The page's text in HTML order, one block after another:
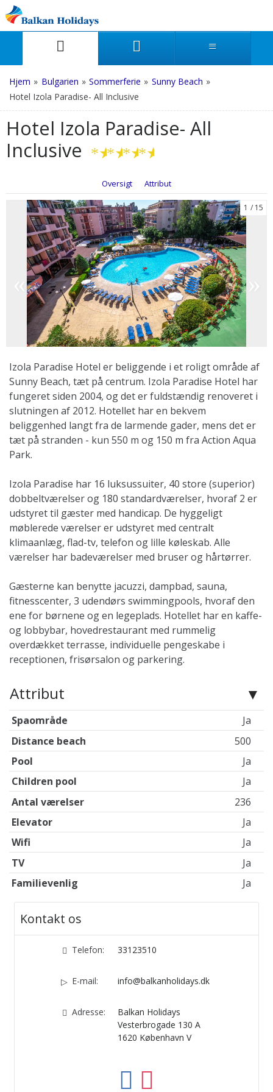
Hjem » Bulgarien » Sommerferie » Sunny Beach »
Hotel Izola Paradise- All Inclusive
Hotel Izola Paradise- All
Inclusive
★★★★
Oversigt Attribut
1 15
Izola Paradise Hotel er beliggende i et roligt område af
Sunny Beach, tæt på centrum. Izola Paradise Hotel har
fungeret siden 2004, og det er fuldstændig renoveret i
slutningen af 2012. Hotellet har en bekvem
beliggenhed langt fra de larmende gader, mens det er
tæt på stranden - kun 550 m og 150 m fra Action Aqua
Park.
Izola Paradise har 16 luksussuiter, 40 store (superior)
dobbeltværelser og 180 standardværelser, hvoraf 2 er
udstyret til gæster med handicap. De hyggeligt
møblerede værelser er udstyret med centralt
klimaanlæg, flad-tv, telefon og lille køleskab. Alle
værelser har badeværelser med bruser og hårtørrer.
Gæsterne kan benytte jacuzzi, dampbad, sauna,
fitnesscenter, 3 udendørs swimmingpools, hvoraf den
ene for børnene og en legeplads. Hotellet har en kaffe-
og lobbybar, hovedrestaurant med rummelig
overdækket terrasse, individuelle pengeskabe i
receptionen, frisørsalon og parkering.
Attribut
Spaområde
Ja
Distance beach
500
Pool
Ja
Children pool
Ja
Antal værelser
236
Elevator
Ja
Wifi
Ja
TV
Ja
Familievenlig
Ja
Kontakt os
Telefon: 33123510
E-mail: info@balkanholidays.dk
Adresse:
Balkan Holidays
Vesterbrogade 130 A
1620 København V